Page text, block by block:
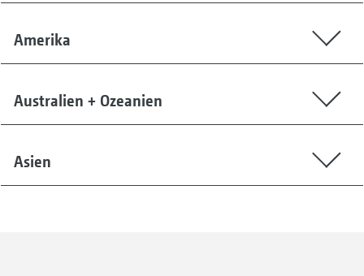
Amerika
Australien + Ozeanien
Asien